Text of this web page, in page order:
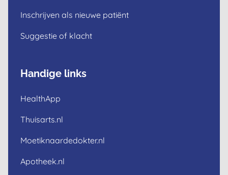
Inschrijven als nieuwe patiënt
Suggestie of klacht
Handige links
HealthApp
Thuisarts.nl
Moetiknaardedokter.nl
Apotheek.nl